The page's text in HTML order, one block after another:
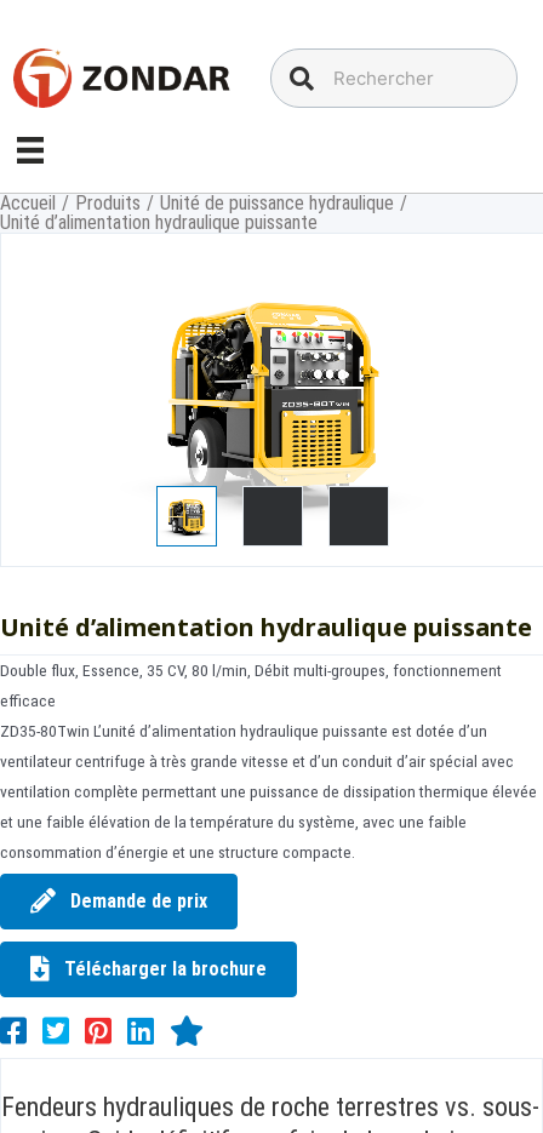
contenu
Accueil / Produits / Unité de puissance hydraulique /
Unité d’alimentation hydraulique puissante
Unité d’alimentation hydraulique puissante
Double flux, Essence, 35 CV, 80 l/min, Débit multi-groupes, fonctionnement
efficace
ZD35-80Twin L’unité d’alimentation hydraulique puissante est dotée d’un
ventilateur centrifuge à très grande vitesse et d’un conduit d’air spécial avec
ventilation complète permettant une puissance de dissipation thermique élevée
et une faible élévation de la température du système, avec une faible
consommation d’énergie et une structure compacte.
Demande de prix
Télécharger la brochure
Fendeurs hydrauliques de roche terrestres vs. sous-